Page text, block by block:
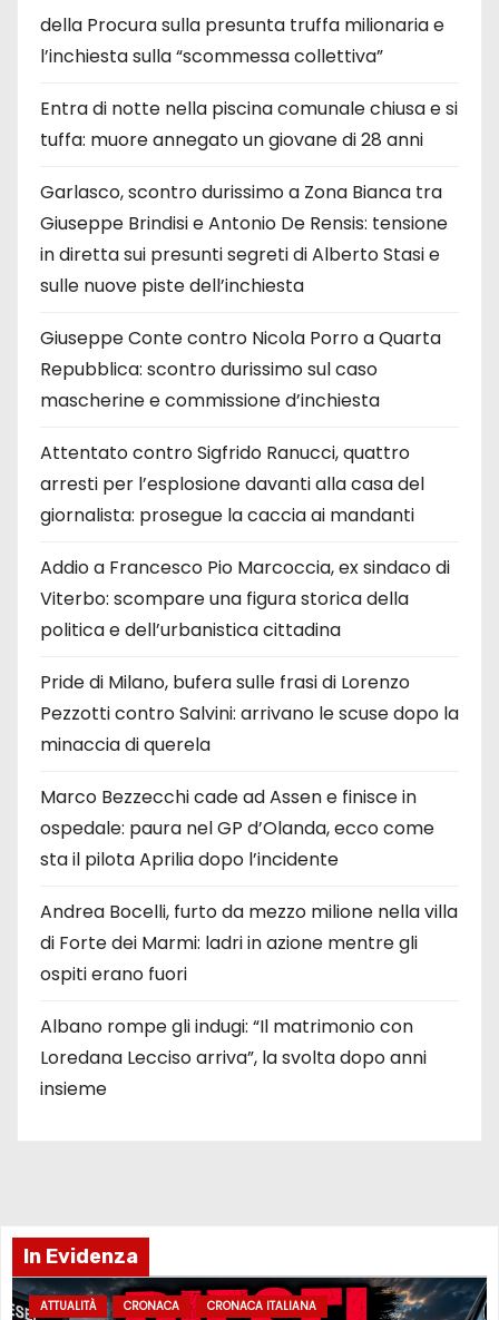
della Procura sulla presunta truffa milionaria e
l’inchiesta sulla “scommessa collettiva”
Entra di notte nella piscina comunale chiusa e si
tuffa: muore annegato un giovane di 28 anni
Garlasco, scontro durissimo a Zona Bianca tra
Giuseppe Brindisi e Antonio De Rensis: tensione
in diretta sui presunti segreti di Alberto Stasi e
sulle nuove piste dell’inchiesta
Giuseppe Conte contro Nicola Porro a Quarta
Repubblica: scontro durissimo sul caso
mascherine e commissione d’inchiesta
Attentato contro Sigfrido Ranucci, quattro
arresti per l’esplosione davanti alla casa del
giornalista: prosegue la caccia ai mandanti
Addio a Francesco Pio Marcoccia, ex sindaco di
Viterbo: scompare una figura storica della
politica e dell’urbanistica cittadina
Pride di Milano, bufera sulle frasi di Lorenzo
Pezzotti contro Salvini: arrivano le scuse dopo la
minaccia di querela
Marco Bezzecchi cade ad Assen e finisce in
ospedale: paura nel GP d’Olanda, ecco come
sta il pilota Aprilia dopo l’incidente
Andrea Bocelli, furto da mezzo milione nella villa
di Forte dei Marmi: ladri in azione mentre gli
ospiti erano fuori
Albano rompe gli indugi: “Il matrimonio con
Loredana Lecciso arriva”, la svolta dopo anni
insieme
In Evidenza
ATTUALITÀ CRONACA CRONACA ITALIANA